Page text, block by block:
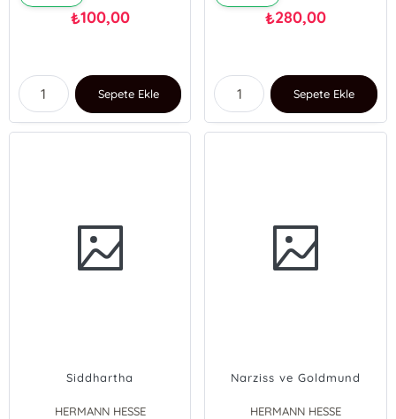
₺100,00
Sepete Ekle
₺280,00
Sepete Ekle
Siddhartha
HERMANN HESSE
Narziss ve Goldmund
HERMANN HESSE